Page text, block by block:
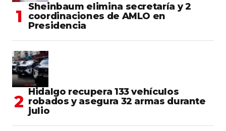
Sheinbaum elimina secretaría y 2
coordinaciones de AMLO en
Presidencia
Hidalgo recupera 133 vehículos
robados y asegura 32 armas durante
julio